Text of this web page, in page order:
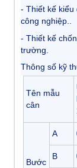
- Thiết kế kiểu
công nghiệp..
- Thiết kế
trường.
Thông số kỹ
Tên mẫu
cân
Bước
A
B